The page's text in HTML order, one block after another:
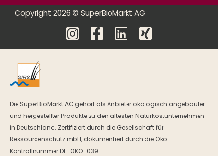
Copyright 2026 © SuperBioMarkt AG
Die SuperBioMarkt AG gehört als Anbieter ökologisch angebauter
und hergestellter Produkte zu den ältesten Naturkostunternehmen
in Deutschland. Zertifiziert durch die Gesellschaft für
Ressourcenschutz mbH, dokumentiert durch die Öko-
Kontrollnummer DE-ÖKO-039.